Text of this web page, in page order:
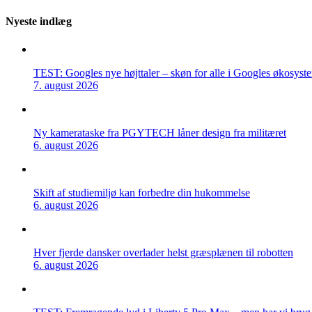
Nyeste indlæg
TEST: Googles nye højttaler – skøn for alle i Googles
7. august 2026
Ny kamerataske fra PGYTECH låner design fra militæret
6. august 2026
Skift af studiemiljø kan forbedre din hukommelse
6. august 2026
Hver fjerde dansker overlader helst græsplænen til robotten
6. august 2026